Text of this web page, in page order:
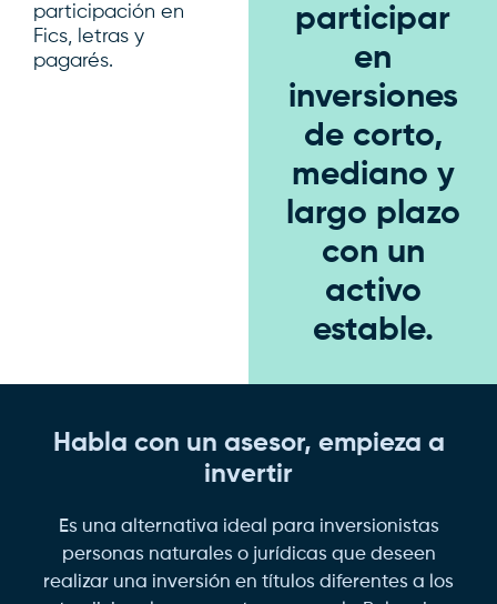
participación en
Fics, letras y
pagarés.
participar
en
inversiones
de corto,
mediano y
largo plazo
con un
activo
estable.
Habla con un asesor, empieza a
invertir
Es una alternativa ideal para inversionistas
personas naturales o jurídicas que deseen
realizar una inversión en títulos diferentes a los